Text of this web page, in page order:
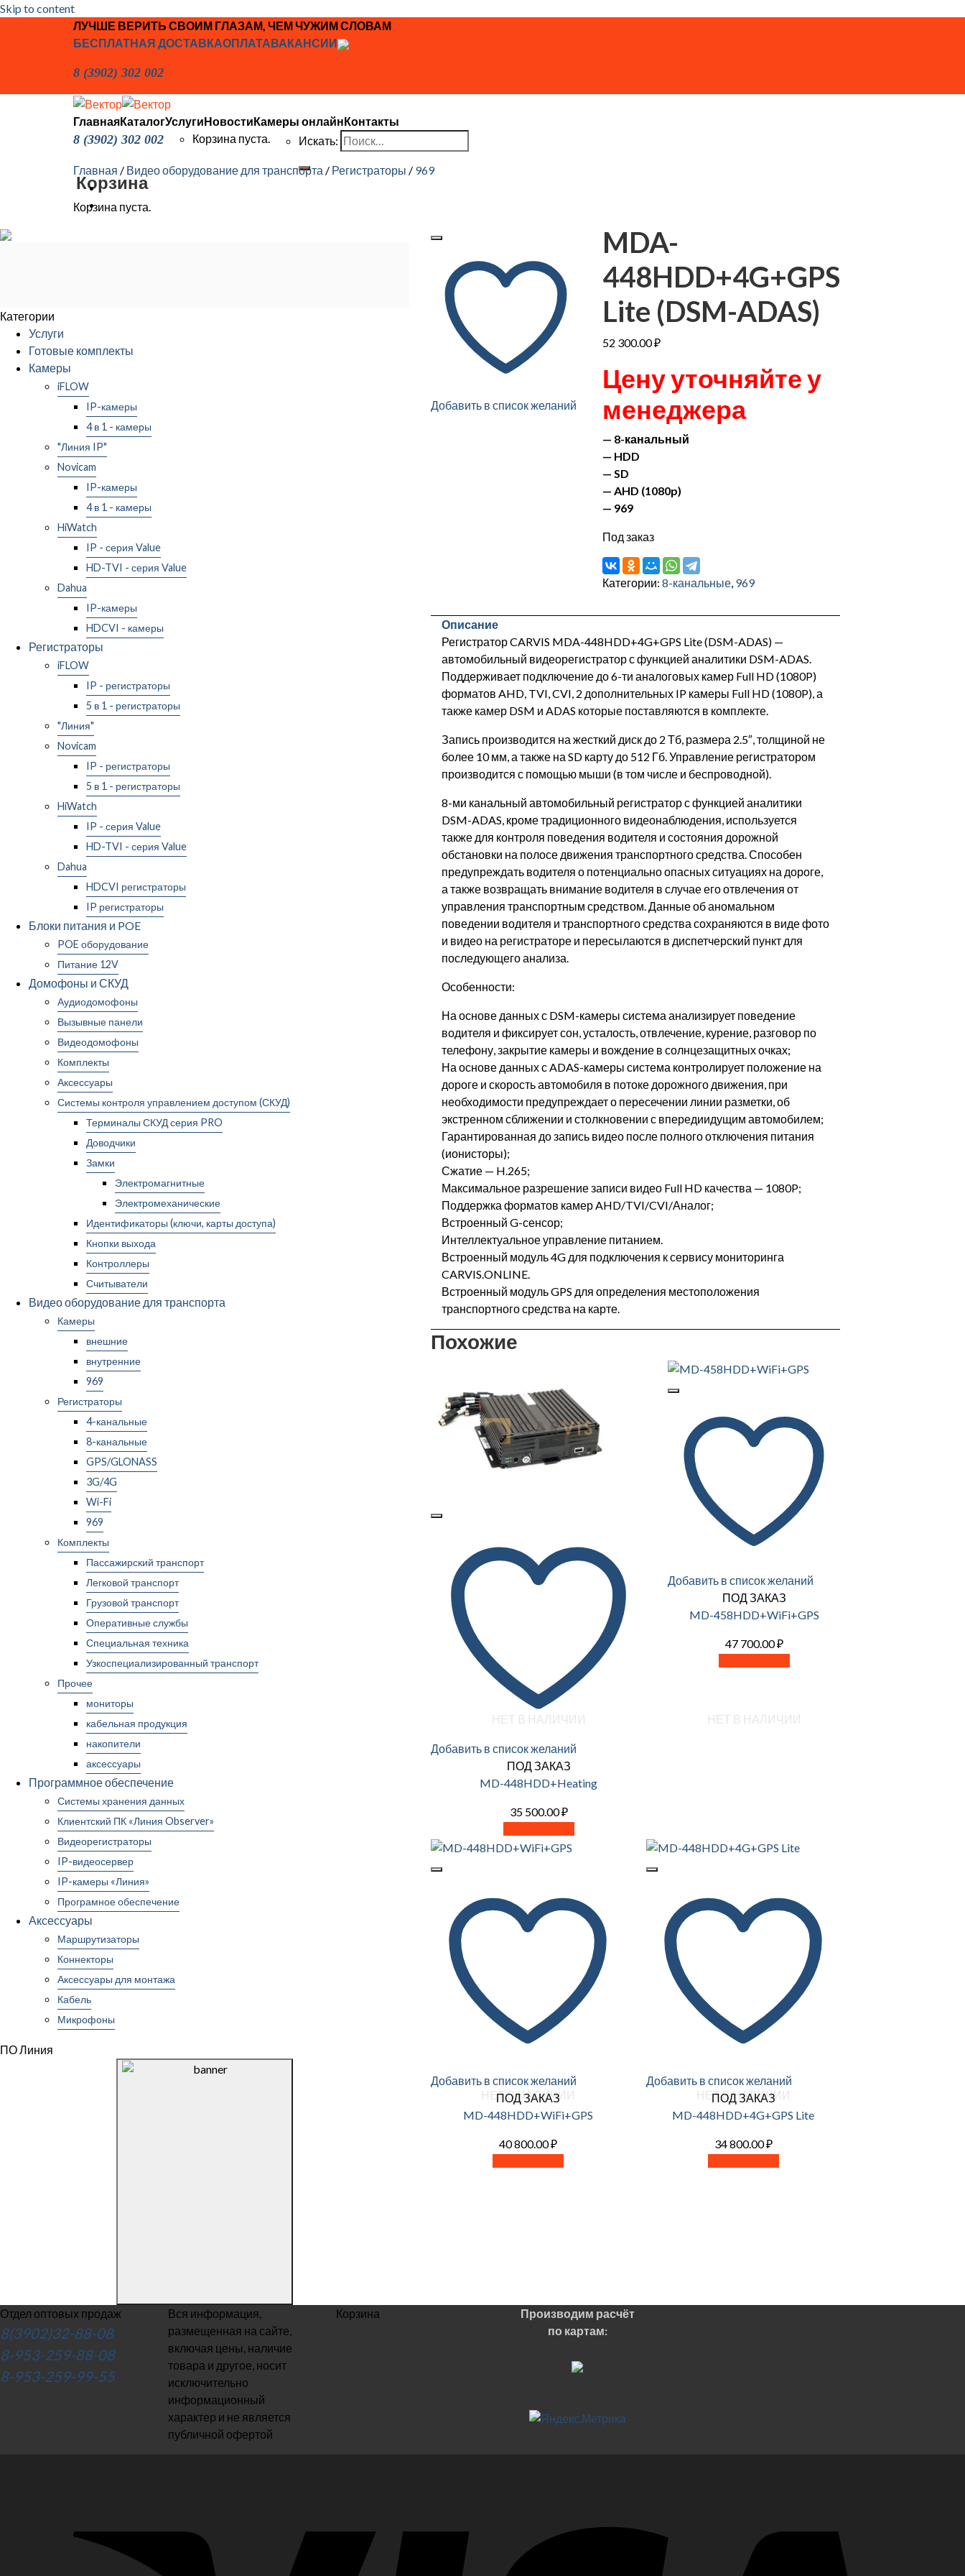
Skip to content
ЛУЧШЕ ВЕРИТЬ СВОИМ ГЛАЗАМ, ЧЕМ ЧУЖИМ СЛОВАМ
БЕСПЛАТНАЯ ДОСТАВКАОПЛАТАВАКАНСИИ
8 (3902) 302 002
ГлавнаяКаталогУслугиНовостиКамеры онлайнКонтакты
8 (3902) 302 002 Корзина пуста. Искать:
Корзина
Корзина пуста.
Главная / Видео оборудование для транспорта / Регистраторы / 969
Категории
Услуги
Готовые комплекты
Камеры
iFLOW
IP-камеры
4 в 1 - камеры
"Линия IP"
Novicam
IP-камеры
4 в 1 - камеры
HiWatch
IP - серия Value
HD-TVI - серия Value
Dahua
IP-камеры
HDCVI - камеры
Регистраторы
iFLOW
IP - регистраторы
5 в 1 - регистраторы
"Линия"
Novicam
IP - регистраторы
5 в 1 - регистраторы
HiWatch
IP - серия Value
HD-TVI - серия Value
Dahua
HDCVI регистраторы
IP регистраторы
Блоки питания и POE
POE оборудование
Питание 12V
Домофоны и СКУД
Аудиодомофоны
Вызывные панели
Видеодомофоны
Комплекты
Аксессуары
Системы контроля управлением доступом (СКУД)
Терминалы СКУД серия PRO
Доводчики
Замки
Электромагнитные
Электромеханические
Идентификаторы (ключи, карты доступа)
Кнопки выхода
Контроллеры
Считыватели
Видео оборудование для транспорта
Камеры
внешние
внутренние
969
Регистраторы
4-канальные
8-канальные
GPS/GLONASS
3G/4G
Wi-Fi
969
Комплекты
Пассажирский транспорт
Легковой транспорт
Грузовой транспорт
Оперативные службы
Специальная техника
Узкоспециализированный транспорт
Прочее
мониторы
кабельная продукция
накопители
аксессуары
Программное обеспечение
Системы хранения данных
Клиентский ПК «Линия Observer»
Видеорегистраторы
IP-видеосервер
IP-камеры «Линия»
Програмное обеспечение
Аксессуары
Маршрутизаторы
Коннекторы
Аксессуары для монтажа
Кабель
Микрофоны
ПО Линия
Добавить в список желаний
MDA-
448HDD+4G+GPS
Lite (DSM-ADAS)
52 300.00₽
Цену уточняйте у
менеджера
— 8-канальный
— HDD
— SD
— AHD (1080p)
— 969
Под заказ
Категории: 8-канальные, 969
Описание
Регистратор CARVIS MDA-448HDD+4G+GPS Lite (DSM-ADAS) —
автомобильный видеорегистратор с функцией аналитики DSM-ADAS.
Поддерживает подключение до 6-ти аналоговых камер Full HD (1080P)
форматов AHD, TVI, CVI, 2 дополнительных IP камеры Full HD (1080P), а
также камер DSM и ADAS которые поставляются в комплекте.
Запись производится на жесткий диск до 2 Тб, размера 2.5″, толщиной не
более 10 мм, а также на SD карту до 512 Гб. Управление регистратором
производится с помощью мыши (в том числе и беспроводной).
8-ми канальный автомобильный регистратор с функцией аналитики
DSM-ADAS, кроме традиционного видеонаблюдения, используется
также для контроля поведения водителя и состояния дорожной
обстановки на полосе движения транспортного средства. Способен
предупреждать водителя о потенциально опасных ситуациях на дороге,
а также возвращать внимание водителя в случае его отвлечения от
управления транспортным средством. Данные об аномальном
поведении водителя и транспортного средства сохраняются в виде фото
и видео на регистраторе и пересылаются в диспетчерский пункт для
последующего анализа.
Особенности:
На основе данных с DSM-камеры система анализирует поведение
водителя и фиксирует сон, усталость, отвлечение, курение, разговор по
телефону, закрытие камеры и вождение в солнцезащитных очках;
На основе данных с ADAS-камеры система контролирует положение на
дороге и скорость автомобиля в потоке дорожного движения, при
необходимости предупреждает о пересечении линии разметки, об
экстренном сближении и столкновении с впередиидущим автомобилем;
Гарантированная до запись видео после полного отключения питания
(ионисторы);
Сжатие — H.265;
Максимальное разрешение записи видео Full HD качества — 1080P;
Поддержка форматов камер AHD/TVI/CVI/Аналог;
Встроенный G-сенсор;
Интеллектуальное управление питанием.
Встроенный модуль 4G для подключения к сервису мониторинга
CARVIS.ONLINE.
Встроенный модуль GPS для определения местоположения
транспортного средства на карте.
Похожие
Добавить в список желаний
НЕТ В НАЛИЧИИ
ПОД ЗАКАЗ
MD-448HDD+Heating
35 500.00₽
Добавить в список желаний
НЕТ В НАЛИЧИИ
ПОД ЗАКАЗ
MD-458HDD+WiFi+GPS
47 700.00₽
Добавить в список желаний
НЕТ В НАЛИЧИИ
ПОД ЗАКАЗ
MD-448HDD+WiFi+GPS
40 800.00₽
Добавить в список желаний
НЕТ В НАЛИЧИИ
ПОД ЗАКАЗ
MD-448HDD+4G+GPS Lite
34 800.00₽
Отдел оптовых продаж
8(3902)32-88-08
8-953-259-88-08
8-953-259-99-55
Вся информация,
размещенная на сайте,
включая цены, наличие
товара и другое, носит
исключительно
информационный
характер и не является
публичной офертой
Корзина
Производим расчёт
по картам: